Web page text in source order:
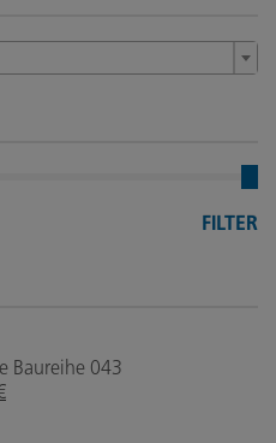
FILTER
Baureihe 043
Aktueller